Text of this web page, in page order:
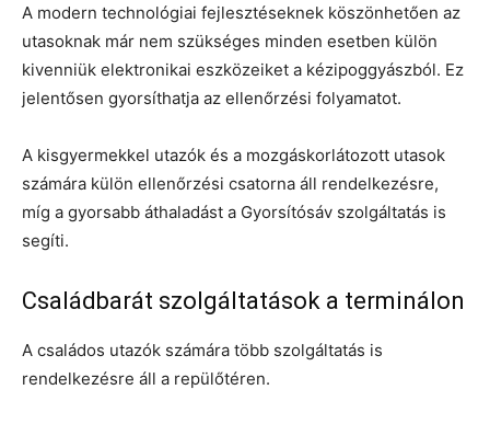
A modern technológiai fejlesztéseknek köszönhetően az
utasoknak már nem szükséges minden esetben külön
kivenniük elektronikai eszközeiket a kézipoggyászból. Ez
jelentősen gyorsíthatja az ellenőrzési folyamatot.
A kisgyermekkel utazók és a mozgáskorlátozott utasok
számára külön ellenőrzési csatorna áll rendelkezésre,
míg a gyorsabb áthaladást a Gyorsítósáv szolgáltatás is
segíti.
Családbarát szolgáltatások a terminálon
A családos utazók számára több szolgáltatás is
rendelkezésre áll a repülőtéren.